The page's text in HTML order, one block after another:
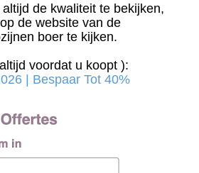
de kwaliteit te bekijken,
de website van de
boer te kijken.
voordat u koopt ):
| Bespaar Tot 40%‎